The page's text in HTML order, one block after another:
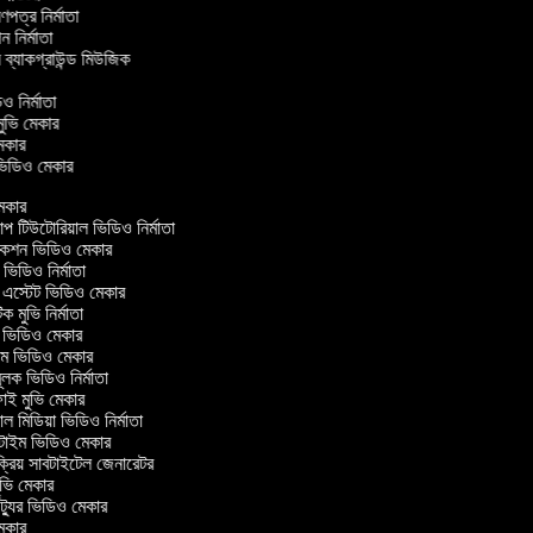
নির্মাতা
নির্মাতা
ব্যাকগ্রাউন্ড মিউজিক
নির্মাতা
মেকার
মেকার
ভিডিও নির্মাতা
ভিডিও মেকার
নির্মাতা
ভিডিও মেকার
মুভি নির্মাতা
মেকার
ভিডিও মেকার
ভিডিও নির্মাতা
মুভি মেকার
ভিডিও নির্মাতা
ভিডিও মেকার
সাবটাইটেল জেনারেটর
মেকার
ভিডিও মেকার